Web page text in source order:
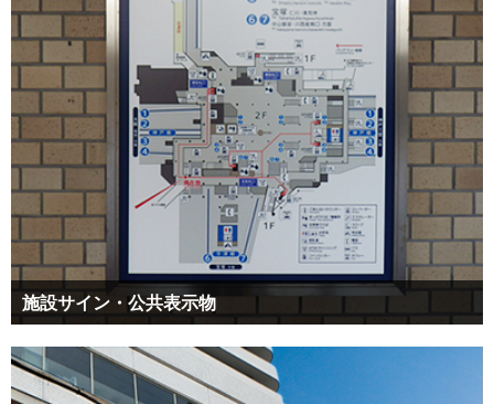
施設サイン・公共表示物
作も私たちの得意とする分野です。